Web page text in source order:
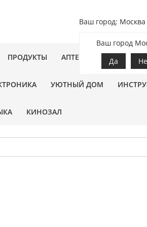
Ваш город: Москва
Ваш город
Да
ПРОДУКТЫ АПТЕКА ЗООТОВАРЫ
УЮТНЫЙ ДОМ
КИНОЗАЛ